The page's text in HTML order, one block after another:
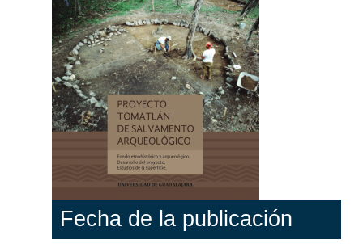
Fecha de la publicación